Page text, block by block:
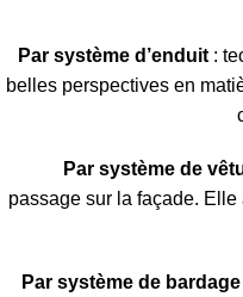
Par système d’enduit :
belles perspectives en
Par système de
passage sur la façade.
Par système de bardage